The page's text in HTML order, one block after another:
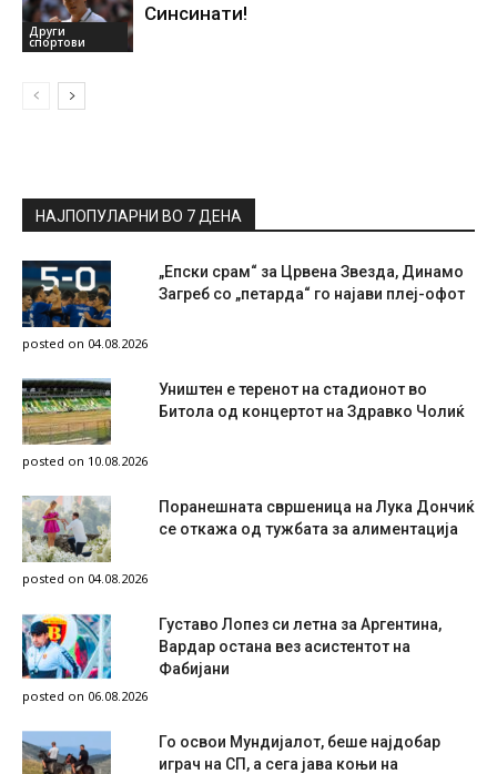
Други
спортови
Синсинати!
НАЈПОПУЛАРНИ ВО 7 ДЕНА
„Епски срам“ за Црвена Звезда, Динамо
Загреб со „петарда“ го најави плеј-офот
posted on 04.08.2026
Уништен е теренот на стадионот во
Битола од концертот на Здравко Чолиќ
posted on 10.08.2026
Поранешната свршеница на Лука Дончиќ
се откажа од тужбата за алиментација
posted on 04.08.2026
Густаво Лопез си летна за Аргентина,
Вардар остана вез асистентот на
Фабијани
posted on 06.08.2026
Го освои Мундијалот, беше најдобар
играч на СП, а сега јава коњи на